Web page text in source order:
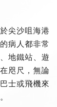
尖沙咀海港
病人都非常
地鐵站、遊
咫尺，無論
士或飛機來